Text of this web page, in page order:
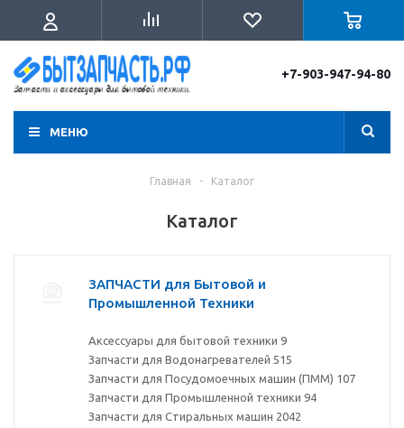
+7-903-947-94-80
МЕНЮ
Главная - Каталог
Каталог
ЗАПЧАСТИ для Бытовой и
Промышленной Техники
Аксессуары для бытовой техники 9
Запчасти для Водонагревателей 515
Запчасти для Посудомоечных машин (ПММ) 107
Запчасти для Промышленной техники 94
Запчасти для Стиральных машин 2042